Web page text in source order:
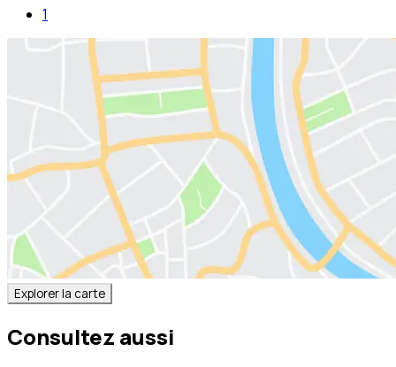
1
Explorer la carte
Consultez aussi